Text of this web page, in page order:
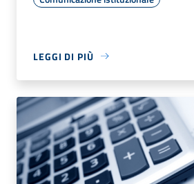
LEGGI DI PIÙ